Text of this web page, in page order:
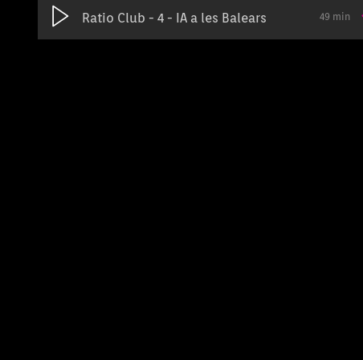
Ratio Club - 4 - IA a les Balears 49 min